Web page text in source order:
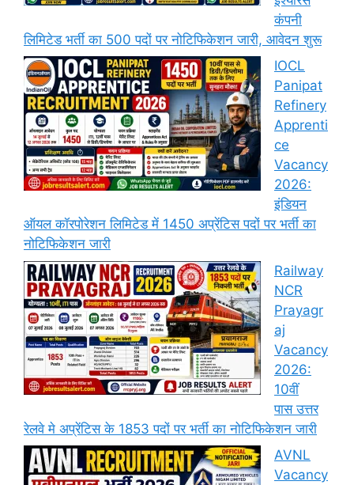
कंपनी
लिमिटेड भर्ती का 500 पदों पर नोटिफिकेशन जारी, आवेदन शुरू
IOCL
Panipat
Refinery
Apprenti
ce
Vacancy
2026:
इंडियन
ऑयल कॉरपोरेशन लिमिटेड में 1450 अप्रेंटिस पदों पर भर्ती का
नोटिफिकेशन जारी
Railway
NCR
Prayagr
aj
Vacancy
2026:
10वीं
पास उत्तर
रेलवे मे अप्रेंटिस के 1853 पदों पर भर्ती का नोटिफिकेशन जारी
AVNL
Vacancy